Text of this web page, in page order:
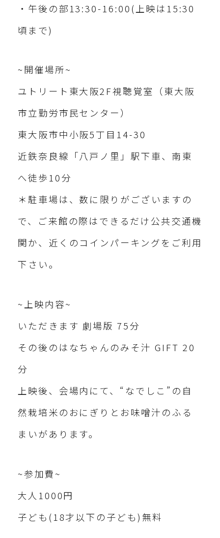
・午後の部13:30-16:00(上映は15:30
頃まで)
~開催場所~
ユトリート東大阪2F視聴覚室（東大阪
市立勤労市民センター）
東大阪市中小阪5丁目14-30
近鉄奈良線「八戸ノ里」駅下車、南東
へ徒歩10分
＊駐車場は、数に限りがございますの
で、ご来館の際はできるだけ公共交通機
関か、近くのコインパーキングをご利用
下さい。
~上映内容~
いただきます 劇場版 75分
その後のはなちゃんのみそ汁 GIFT 20
分
上映後、会場内にて、“なでしこ”の自
然栽培米のおにぎりとお味噌汁のふる
まいがあります。
~参加費~
大人1000円
子ども(18才以下の子ども)無料